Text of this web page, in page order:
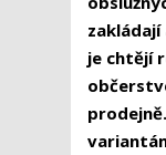
zakládají
je chtějí